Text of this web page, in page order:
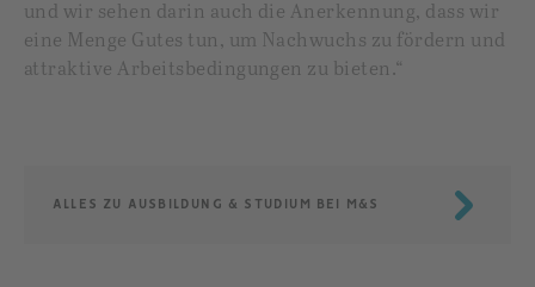
und wir sehen darin auch die Anerkennung, dass wir
eine Menge Gutes tun, um Nachwuchs zu fördern und
attraktive Arbeitsbedingungen zu bieten.“
ALLES ZU AUSBILDUNG & STUDIUM BEI M&S